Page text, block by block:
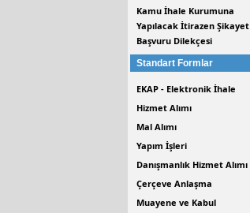
Kamu İhale Kurumuna
Yapılacak İtirazen Şikayet
Başvuru Dilekçesi
Standart Formlar
EKAP - Elektronik İhale
Hizmet Alımı
Mal Alımı
Yapım İşleri
Danışmanlık Hizmet Alımı
Çerçeve Anlaşma
Muayene ve Kabul